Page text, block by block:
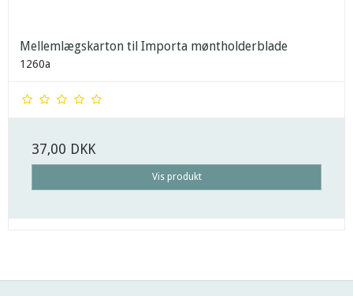
Mellemlægskarton til Importa møntholderblade
1260a
37,00 DKK
Vis produkt